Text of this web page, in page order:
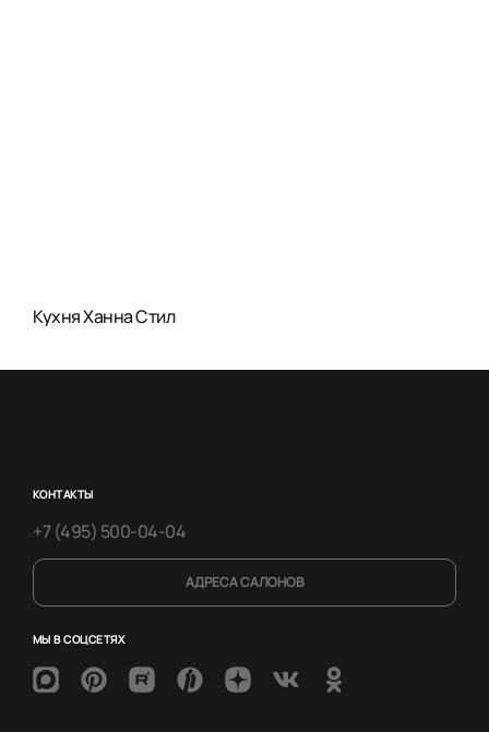
Кухня Ханна Стил
КОНТАКТЫ
+7 (495) 500-04-04
АДРЕСА САЛОНОВ
МЫ В СОЦСЕТЯХ